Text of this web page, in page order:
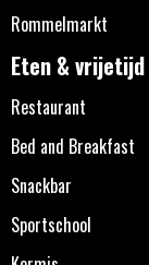
Rommelmarkt
Eten & vrijetijd
Restaurant
Bed and Breakfast
Snackbar
Sportschool